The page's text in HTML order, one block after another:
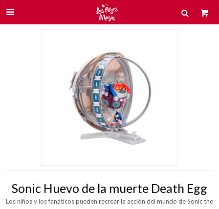

Sonic Huevo de la muerte Death Egg
Los niños y los fanáticos pueden recrear la acción del mundo de Sonic the